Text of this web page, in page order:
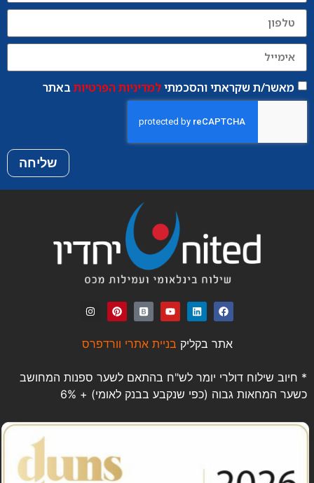
מאשר/ת שקראתי והסכמתילמדיניות הפרטיותבאתר
שליחה
אתר בקליק בניית אתרי וורדפרס
* חיוב שילוח דולרי יומר לש"ח בהתאם לשער ספנות המחושב
כשער המחאות גבוה (כפי שנקבע בבנק לאומי) + 6%